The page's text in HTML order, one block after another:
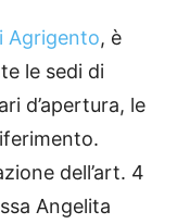
Agrigento, è
le sedi di
d’apertura, le
dell’art. 4
Angelita